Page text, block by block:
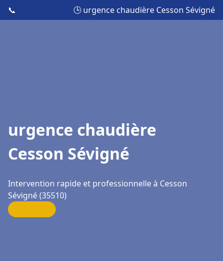
📞 🕒 urgence chaudière Cesson Sévigné
urgence chaudière
Cesson Sévigné
Intervention rapide et professionnelle à Cesson
Sévigné (35510)